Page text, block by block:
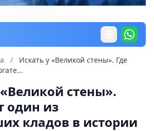
/
Искать у «Великой стены». Где
стены».
один из
кладов в истории